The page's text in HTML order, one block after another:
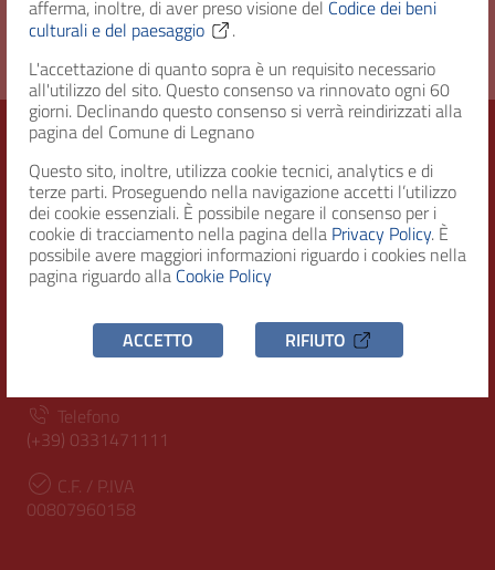
afferma, inoltre, di aver preso visione del Codice dei beni
culturali e del paesaggio
.
L'accettazione di quanto sopra è un requisito necessario
all'utilizzo del sito. Questo consenso va rinnovato ogni 60
giorni. Declinando questo consenso si verrà reindirizzati alla
pagina del Comune di Legnano
Questo sito, inoltre, utilizza cookie tecnici, analytics e di
terze parti. Proseguendo nella navigazione accetti l’utilizzo
dei cookie essenziali. È possibile negare il consenso per i
cookie di tracciamento nella pagina della Privacy Policy. È
possibile avere maggiori informazioni riguardo i cookies nella
pagina riguardo alla Cookie Policy
ACCETTO RIFIUTO
Città di Legnano – Archivio Storico
RECAPITI
Indirizzo
Piazza San Magno 9
Telefono
(+39) 0331471111
C.F. / P.IVA
00807960158